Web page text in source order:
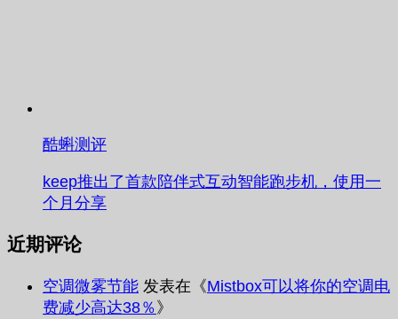
酷蝌测评
keep推出了首款陪伴式互动智能跑步机，使用一
个月分享
近期评论
空调微雾节能 发表在《Mistbox可以将你的空调电
费减少高达38％ 》